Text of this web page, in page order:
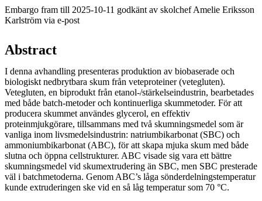
Embargo fram till 2025-10-11 godkänt av skolchef Amelie Eriksson
Karlström via e-post
Abstract
I denna avhandling presenteras produktion av biobaserade och
biologiskt nedbrytbara skum från veteproteiner (vetegluten).
Vetegluten, en biprodukt från etanol-/stärkelseindustrin, bearbetades
med både batch-metoder och kontinuerliga skummetoder. För att
producera skummet användes glycerol, en effektiv
proteinmjukgörare, tillsammans med två skumningsmedel som är
vanliga inom livsmedelsindustrin: natriumbikarbonat (SBC) och
ammoniumbikarbonat (ABC), för att skapa mjuka skum med både
slutna och öppna cellstrukturer. ABC visade sig vara ett bättre
skumningsmedel vid skumextrudering än SBC, men SBC presterade
väl i batchmetoderna. Genom ABC’s låga sönderdelningstemperatur
kunde extruderingen ske vid en så låg temperatur som 70 °C.